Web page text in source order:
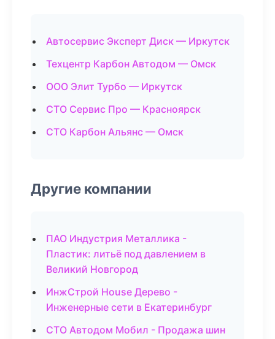
Автосервис Эксперт Диск — Иркутск
Техцентр Карбон Автодом — Омск
ООО Элит Турбо — Иркутск
СТО Сервис Про — Красноярск
СТО Карбон Альянс — Омск
Другие компании
ПАО Индустрия Металлика -
Пластик: литьё под давлением в
Великий Новгород
ИнжСтрой House Дерево -
Инженерные сети в Екатеринбург
СТО Автодом Мобил - Продажа шин